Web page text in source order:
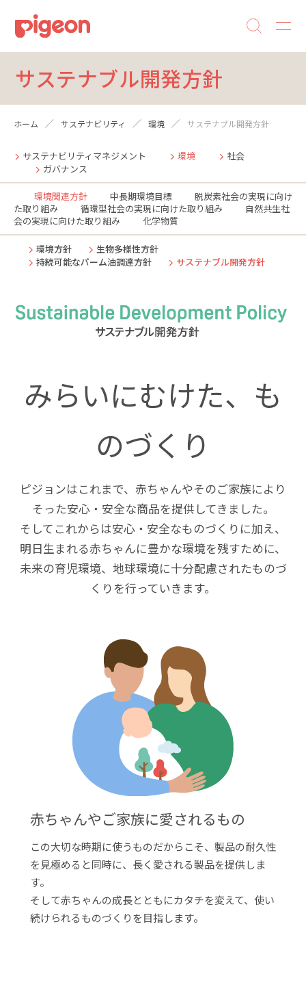
サステナブル開発方針
ホーム サステナビリティ 環境 サステナブル開発方針
サステナビリティマネジメント 環境
社会
ガバナンス
環境関連方針 中長期環境目標
脱炭素社会の実現に向け
た取り組み
循環型社会の実現に向けた取り組み
自然共生社
会の実現に向けた取り組み
化学物質
環境方針
生物多様性方針
持続可能なパーム油調達方針
サステナブル開発方針
みらいにむけた、も
のづくり
ピジョンはこれまで、赤ちゃんやそのご家族により
そった安心・安全な商品を提供してきました。
そしてこれからは安心・安全なものづくりに加え、
明日生まれる赤ちゃんに豊かな環境を残すために、
未来の育児環境、地球環境に十分配慮されたものづ
くりを行っていきます。
赤ちゃんやご家族に愛されるもの
この大切な時期に使うものだからこそ、製品の耐久性
を見極めると同時に、⾧く愛される製品を提供しま
す。
そして赤ちゃんの成⾧とともにカタチを変えて、使い
続けられるものづくりを目指します。